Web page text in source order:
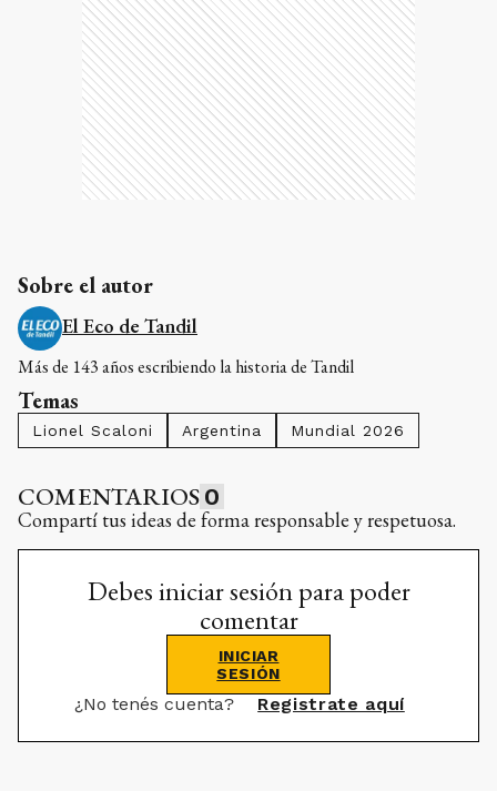
Sobre el autor
El Eco de Tandil
Más de 143 años escribiendo la historia de Tandil
Temas
Lionel Scaloni Argentina Mundial 2026
COMENTARIOS 0
Compartí tus ideas de forma responsable y respetuosa.
Debes iniciar sesión para poder
comentar
INICIAR
SESIÓN
¿No tenés cuenta? Registrate aquí